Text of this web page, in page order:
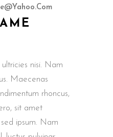
nisi. Nam
Maecenas
rhoncus,
sit amet
ipsum. Nam